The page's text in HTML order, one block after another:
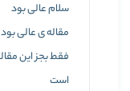
سلام عالی بود
مقاله ی عالی بود
فقط بجز این
است